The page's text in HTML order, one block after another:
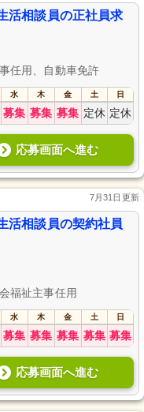
まやそのご家族への相談援助
られます。
活相談員の正社員求
任用、自動車免許
水 木 金 土 日
募集 募集 募集 定休 定休
応募画面へ進む
7月31日更新
活相談員の契約社員
福祉主事任用
水 木 金 土 日
募集 募集 募集 募集 募集
応募画面へ進む